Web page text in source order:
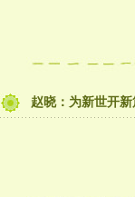
赵晓：为新世开